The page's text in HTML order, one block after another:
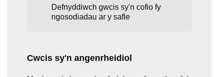
Defnyddiwch gwcis sy'n cofio fy
ngosodiadau ar y safle
Cwcis sy'n angenrheidiol